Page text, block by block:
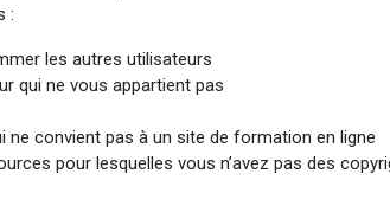
:
les autres utilisateurs
qui ne vous appartient pas
ne convient pas à un site de formation en ligne
pour lesquelles vous n’avez pas des